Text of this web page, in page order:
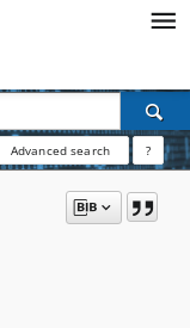
Advanced search ?